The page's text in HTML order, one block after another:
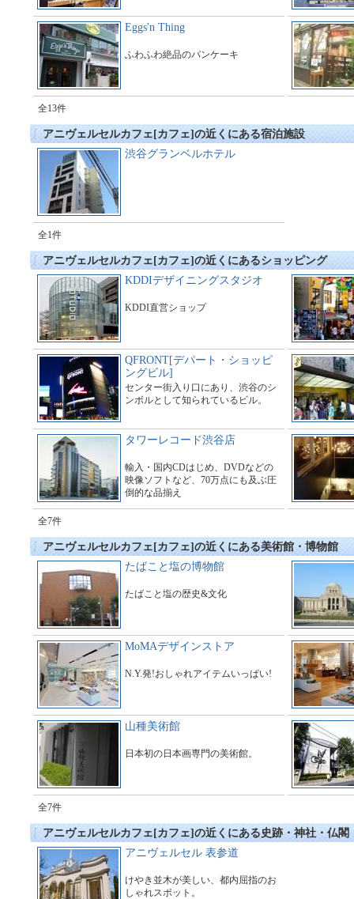
Eggs'n Thing
ふわふわ絶品のパンケーキ
全13件
アニヴェルセルカフェ[カフェ]の近くにある宿泊施設
渋谷グランベルホテル
全1件
アニヴェルセルカフェ[カフェ]の近くにあるショッピング
KDDIデザイニングスタジオ
KDDI直営ショップ
QFRONT[デパート・ショッピ
ングビル]
センター街入り口にあり、渋谷のシ
ンボルとして知られているビル。
タワーレコード渋谷店
輸入・国内CDはじめ、DVDなどの
映像ソフトなど、70万点にも及ぶ圧
倒的な品揃え
全7件
アニヴェルセルカフェ[カフェ]の近くにある美術館・博物館
たばこと塩の博物館
たばこと塩の歴史&文化
MoMAデザインストア
N.Y.発!おしゃれアイテムいっぱい!
山種美術館
日本初の日本画専門の美術館。
全7件
アニヴェルセルカフェ[カフェ]の近くにある史跡・神社・仏閣
アニヴェルセル 表参道
けやき並木が美しい、都内屈指のお
しゃれスポット。